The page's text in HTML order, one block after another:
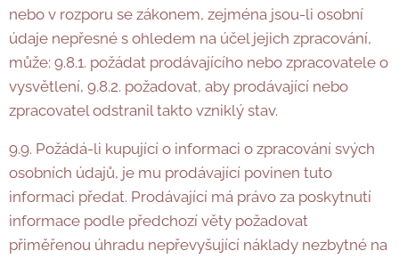
nebo v rozporu se zákonem, zejména jsou-li osobní
údaje nepřesné s ohledem na účel jejich zpracování,
může: 9.8.1. požádat prodávajícího nebo zpracovatele o
vysvětlení, 9.8.2. požadovat, aby prodávající nebo
zpracovatel odstranil takto vzniklý stav.
9.9. Požádá-li kupující o informaci o zpracování svých
osobních údajů, je mu prodávající povinen tuto
informaci předat. Prodávající má právo za poskytnutí
informace podle předchozí věty požadovat
přiměřenou úhradu nepřevyšující náklady nezbytné na